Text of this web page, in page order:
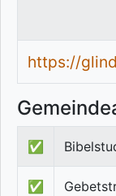
https://
✅
✅